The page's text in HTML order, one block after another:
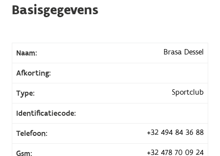
Basisgegevens
Naam: Brasa Dessel
Afkorting:
Type: Sportclub
Identificatiecode:
Telefoon: +32 494 84 36 88
Gsm: +32 478 70 09 24